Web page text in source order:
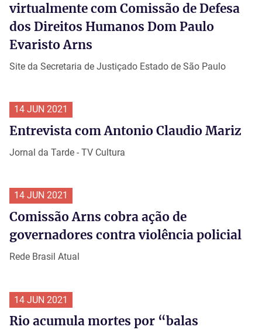
virtualmente com Comissão de Defesa
dos Direitos Humanos Dom Paulo
Evaristo Arns
Site da Secretaria de Justiçado Estado de São Paulo
14 JUN 2021
Entrevista com Antonio Claudio Mariz
Jornal da Tarde - TV Cultura
14 JUN 2021
Comissão Arns cobra ação de
governadores contra violência policial
Rede Brasil Atual
14 JUN 2021
Rio acumula mortes por “balas